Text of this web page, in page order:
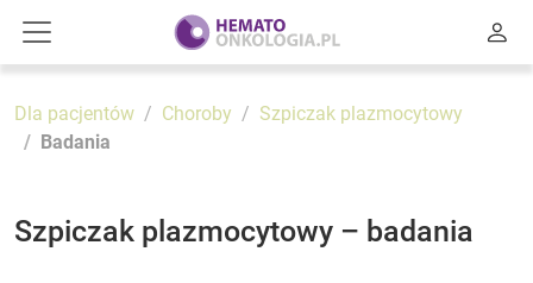
Dla pacjentów Choroby
Szpiczak plazmocytowy
Badania
Szpiczak plazmocytowy – badania